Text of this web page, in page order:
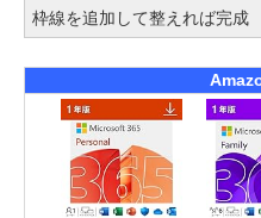
枠線を追加して整えれば完成